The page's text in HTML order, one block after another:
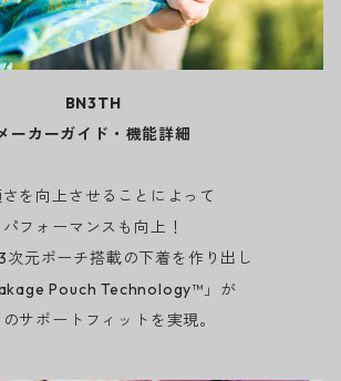
BN3TH
ーカーガイド・機能詳細
を向上させることによって
パフォーマンスも向上！
次元ポーチ搭載の下着を作り出し
Pouch Technology™」が
サポートフィットを実現。